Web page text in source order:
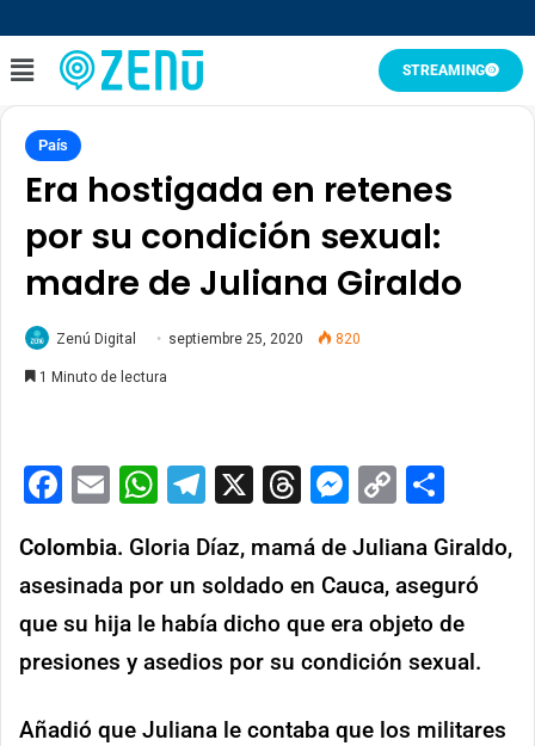
STREAMING
País
Era hostigada en retenes
por su condición sexual:
madre de Juliana Giraldo
Zenú Digital septiembre 25, 2020 820
1 Minuto de lectura
Facebook
EmailWhatsApp
Telegram
X ThreadsCopy
Colombia. Gloria Díaz, mamá de Juliana Giraldo,
asesinada por un soldado en Cauca, aseguró
que su hija le había dicho que era objeto de
presiones y asedios por su condición sexual.
Añadió que Juliana le contaba que los militares